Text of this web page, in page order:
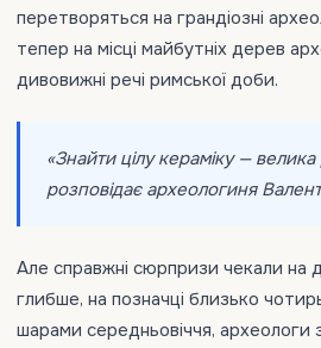
перетворяться на грандіозні
тепер на місці майбутніх дерев
дивовижні речі римської доби.
«Знайти цілу кераміку — велика
розповідає археологиня
Але справжні сюрпризи чекали на
глибше, на позначці близько
шарами середньовіччя, археологи